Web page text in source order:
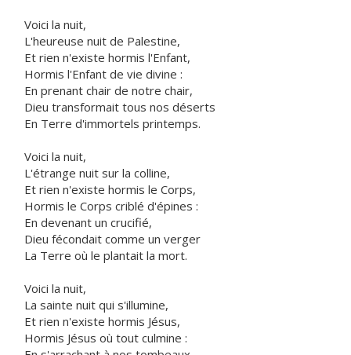
Voici la nuit,
L'heureuse nuit de Palestine,
Et rien n'existe hormis l'Enfant,
Hormis l'Enfant de vie divine :
En prenant chair de notre chair,
Dieu transformait tous nos déserts
En Terre d'immortels printemps.
Voici la nuit,
L'étrange nuit sur la colline,
Et rien n'existe hormis le Corps,
Hormis le Corps criblé d'épines :
En devenant un crucifié,
Dieu fécondait comme un verger
La Terre où le plantait la mort.
Voici la nuit,
La sainte nuit qui s'illumine,
Et rien n'existe hormis Jésus,
Hormis Jésus où tout culmine :